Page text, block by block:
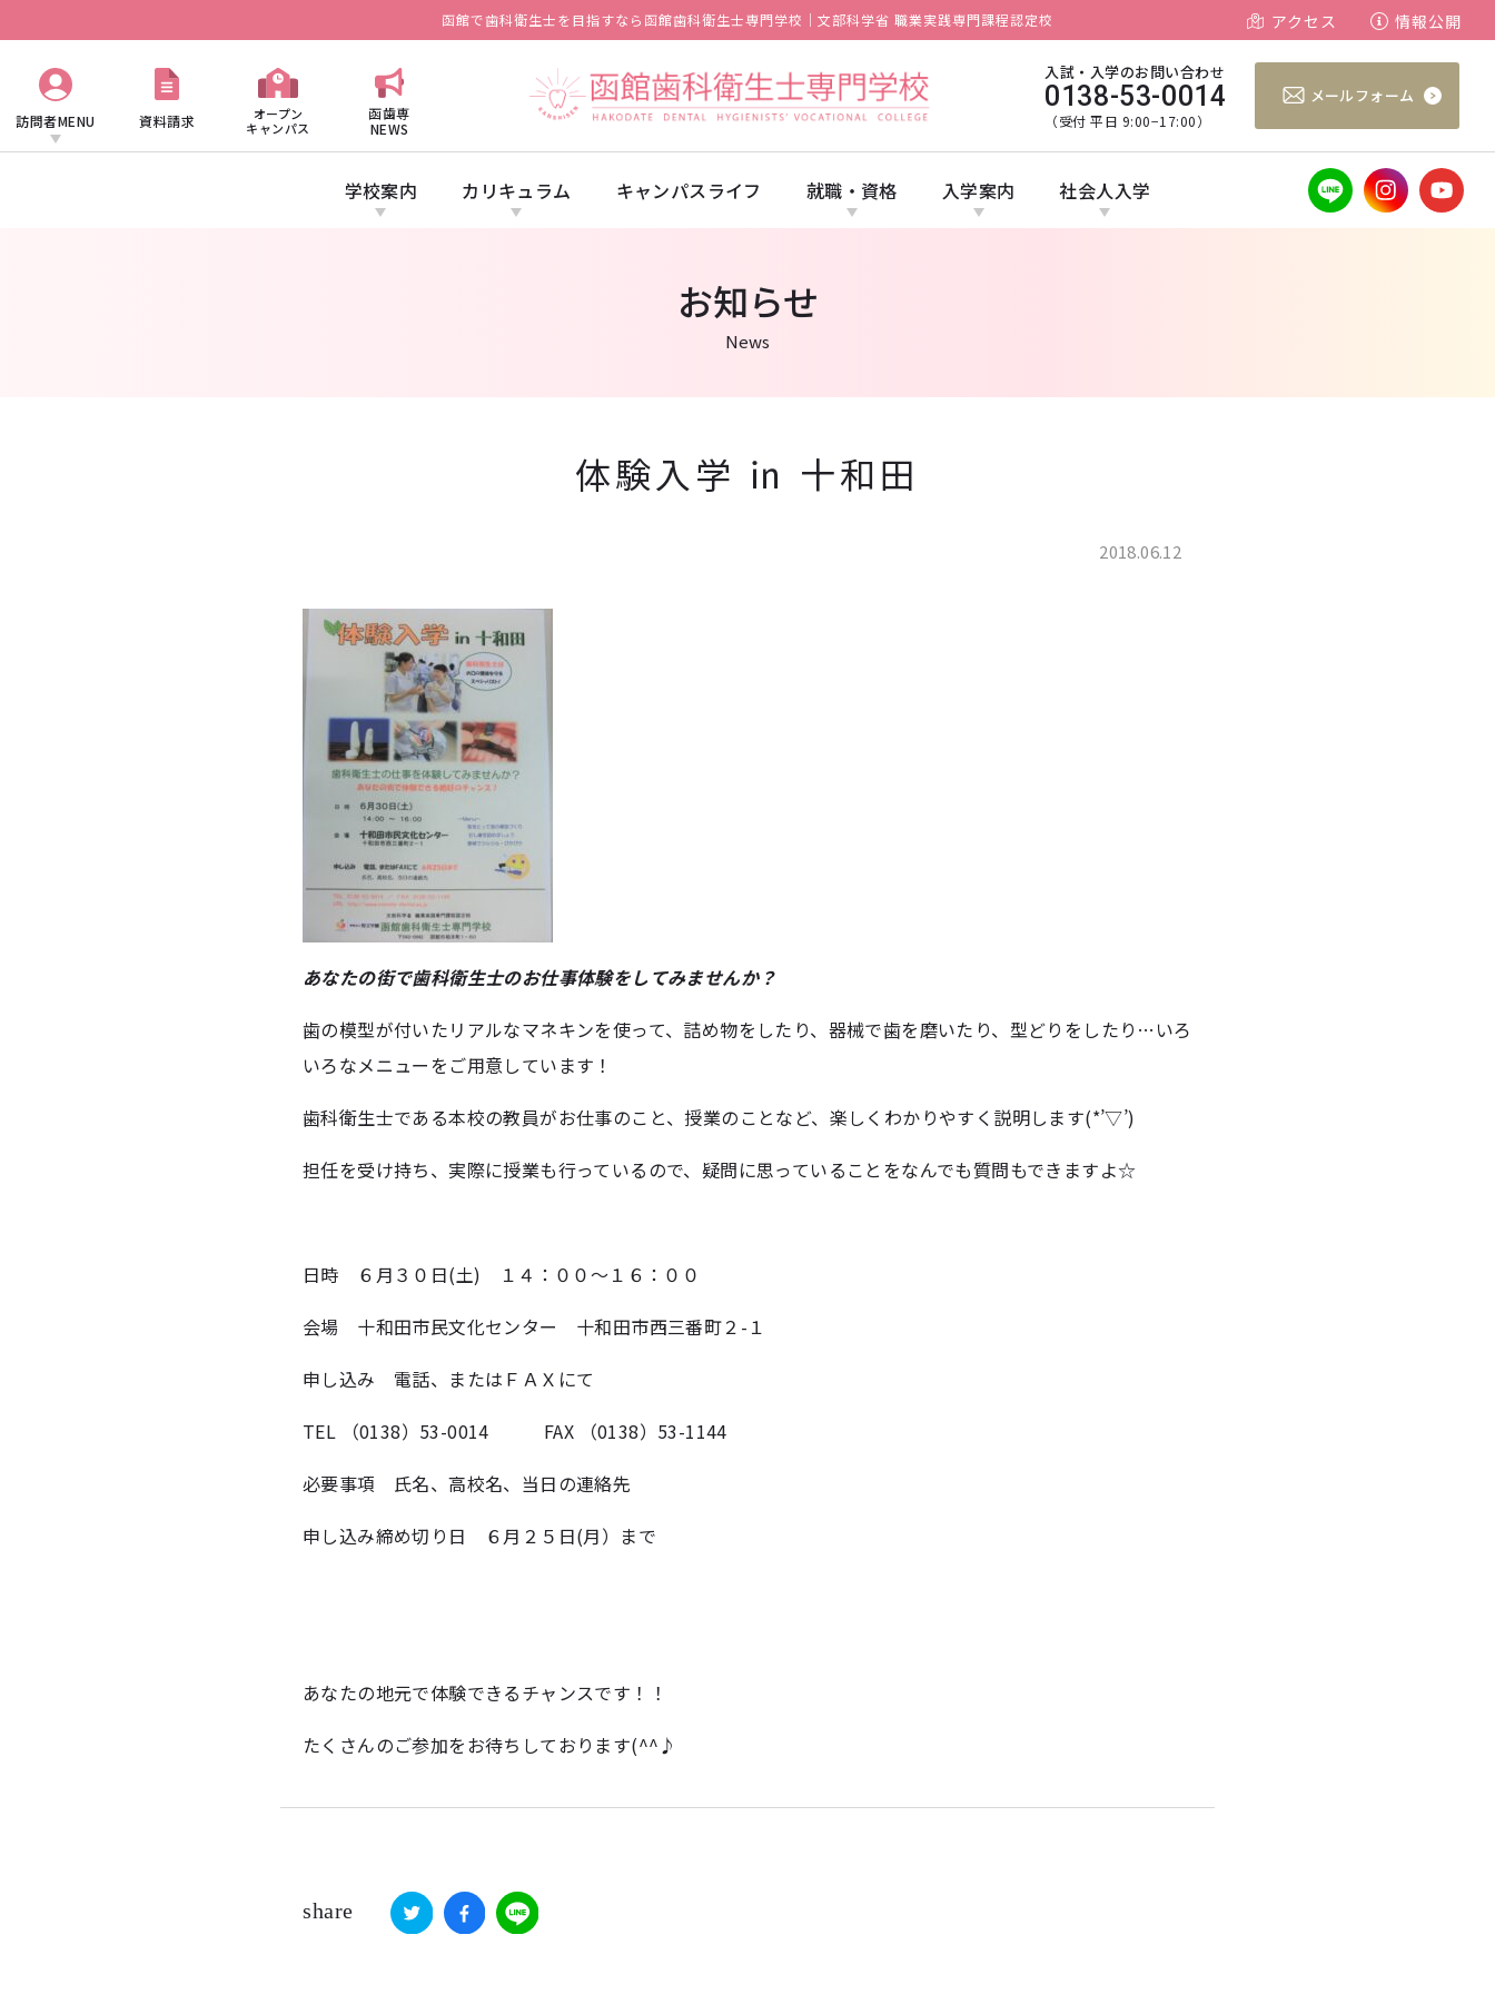
函館で歯科衛生士を目指すなら函館歯科衛生士専門学校｜文部科学省 職業実践専門課程認定校 アクセス 情報公開
訪問者MENU 資料請求
オープン
キャンパス
函歯専
NEWS
入試・入学のお問い合わせ
0138-53-0014
（受付 平日 9:00−17:00）
メールフォーム
学校案内 カリキュラム キャンパスライフ 就職・資格 入学案内 社会人入学
お知らせ
News
体験入学 ㏌ 十和田
2018.06.12
あなたの街で歯科衛生士のお仕事体験をしてみませんか？
歯の模型が付いたリアルなマネキンを使って、詰め物をしたり、器械で歯を磨いたり、型どりをしたり…いろ
いろなメニューをご用意しています！
歯科衛生士である本校の教員がお仕事のこと、授業のことなど、楽しくわかりやすく説明します(*’▽’)
担任を受け持ち、実際に授業も行っているので、疑問に思っていることをなんでも質問もできますよ☆
日時 ６月３０日(土) １４：００～１６：００
会場 十和田市民文化センター 十和田市西三番町２-１
申し込み 電話、またはＦＡＸにて
TEL （0138）53-0014 FAX （0138）53-1144
必要事項 氏名、高校名、当日の連絡先
申し込み締め切り日 ６月２５日(月）まで
あなたの地元で体験できるチャンスです！！
たくさんのご参加をお待ちしております(^^♪
share